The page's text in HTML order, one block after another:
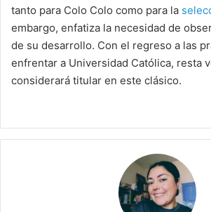
tanto para Colo Colo como para la
embargo, enfatiza la necesidad de
de su desarrollo. Con el regreso a las
enfrentar a Universidad Católica, resta
considerará titular en este clásico.